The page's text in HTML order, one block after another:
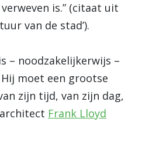
is.” (citaat uit
van de stad’).
– noodzakelijkerwijs –
moet een grootse
zijn tijd, van zijn dag,
Frank Lloyd